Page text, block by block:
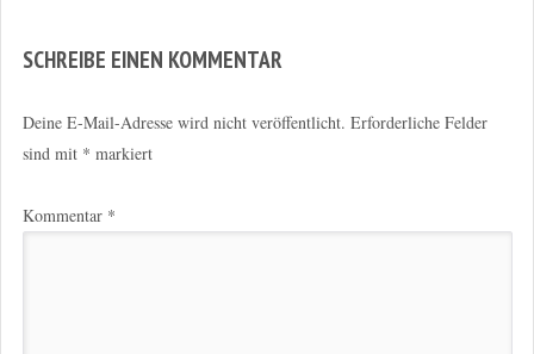
SCHREIBE EINEN KOMMENTAR
Deine E-Mail-Adresse wird nicht veröffentlicht. Erforderliche Felder
sind mit * markiert
Kommentar *